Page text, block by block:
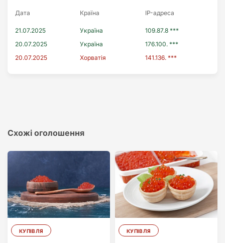
Дата Країна IP-адреса
21.07.2025 Україна
109.87.8 ***
20.07.2025
Україна
176.100. ***
20.07.2025
Хорватія 141.136. ***
Схожі оголошення
КУПІВЛЯ КУПІВЛЯ